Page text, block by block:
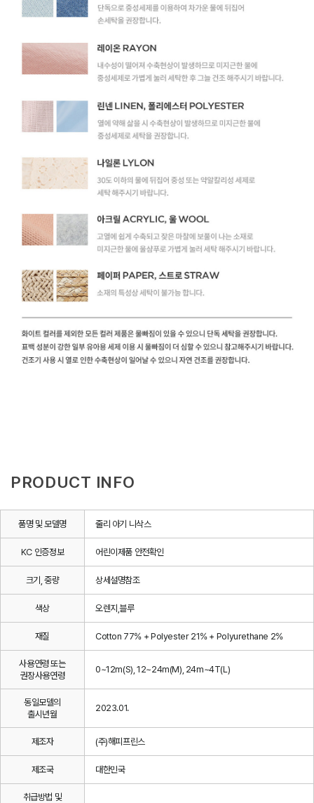
PRODUCT INFO
품명 및 모델명 줄리 아기 니삭스
KC 인증정보 어린이제품 안전확인
크기, 중량 상세설명참조
색상 오렌지,블루
재질 Cotton 77% + Polyester 21% + Polyurethane 2%
사용연령 또는
권장사용연령
0~12m(S), 12~24m(M), 24m~4T(L)
동일모델의
출시년월
2023.01.
제조자 (주)해피프린스
제조국 대한민국
취급방법 및